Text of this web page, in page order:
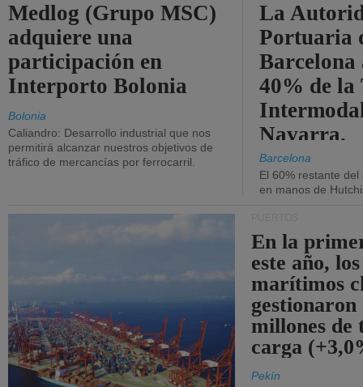
Medlog (Grupo MSC)
adquiere una
participación en
Interporto Bolonia
Bolonia
Caliandro: Desarrollo industrial que nos
permitirá alcanzar nuestros objetivos de
tráfico de mercancías por ferrocarril.
La
Portuaria
40% de la
Navarra.
Barcelona
El 60% restante
en manos de
En la
este año,
marítimos
gestionaron
millones de
carga
Pekín